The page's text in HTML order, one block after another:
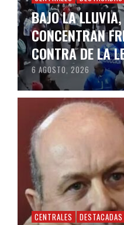
BAJO LA
CONCENTRAN
CONTRA DE LA
6 AGOSTO, 2026
CENTRALES DESTACADAS